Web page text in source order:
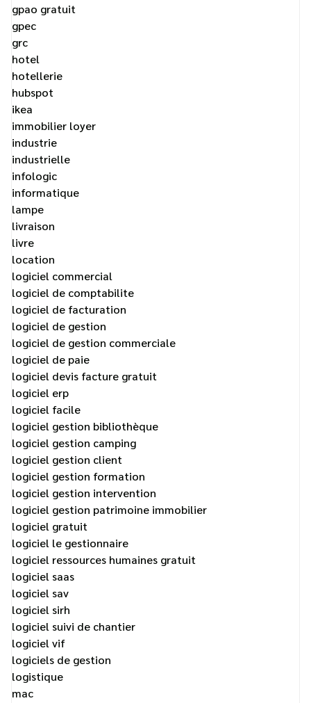
gpao gratuit
gpec
grc
hotel
hotellerie
hubspot
ikea
immobilier loyer
industrie
industrielle
infologic
informatique
lampe
livraison
livre
location
logiciel commercial
logiciel de comptabilite
logiciel de facturation
logiciel de gestion
logiciel de gestion commerciale
logiciel de paie
logiciel devis facture gratuit
logiciel erp
logiciel facile
logiciel gestion bibliothèque
logiciel gestion camping
logiciel gestion client
logiciel gestion formation
logiciel gestion intervention
logiciel gestion patrimoine immobilier
logiciel gratuit
logiciel le gestionnaire
logiciel ressources humaines gratuit
logiciel saas
logiciel sav
logiciel sirh
logiciel suivi de chantier
logiciel vif
logiciels de gestion
logistique
mac